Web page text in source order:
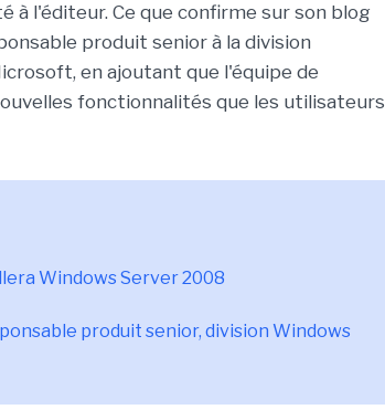
à l'éditeur. Ce que confirme sur son blog
produit senior à la division
en ajoutant que l'équipe de
fonctionnalités que les utilisateurs
Windows Server 2008
produit senior, division Windows